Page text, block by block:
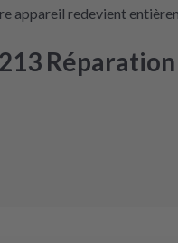
appareil redevient
Réparation